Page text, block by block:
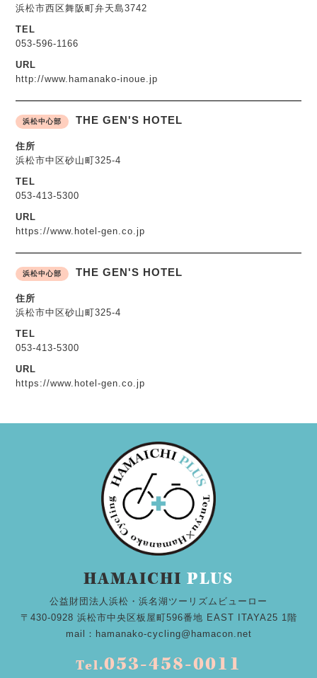
浜松市西区舞阪町弁天島3742
TEL
053-596-1166
URL
http://www.hamanako-inoue.jp
浜松中心部 THE GEN'S HOTEL
住所
浜松市中区砂山町325-4
TEL
053-413-5300
URL
https://www.hotel-gen.co.jp
浜松中心部 THE GEN'S HOTEL
住所
浜松市中区砂山町325-4
TEL
053-413-5300
URL
https://www.hotel-gen.co.jp
HAMAICHI PLUS
公益財団法人浜松・浜名湖ツーリズムビューロー
〒430-0928 浜松市中央区板屋町596番地 EAST ITAYA25 1階
mail：hamanako-cycling@hamacon.net
Tel.053-458-0011